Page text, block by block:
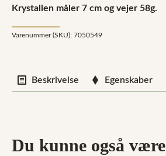
Krystallen måler 7 cm og vejer 58g.
Varenummer (SKU): 7050549
Beskrivelse Egenskaber
Du kunne også være